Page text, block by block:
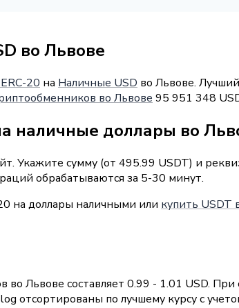
во Львове
20 на Наличные USD во Львове.
во Львове 95 951 348
наличные доллары во
Укажите сумму (от 495.99 USDT) и
обрабатываются за 5-30 минут.
на доллары наличными или купить USDT
Львове составляет 0.99 - 1.01 USD.
отсортированы по лучшему курсу с